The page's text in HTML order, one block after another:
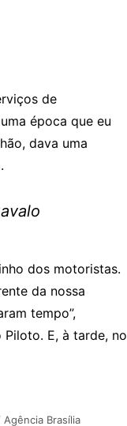
de
época que eu
dava uma
dos motoristas.
da nossa
tempo”,
E, à tarde, no
Brasília